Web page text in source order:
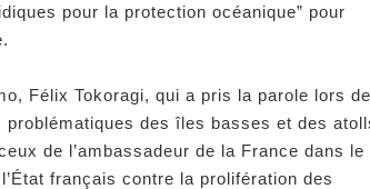
pour la protection océanique” pour
Félix Tokoragi, qui a pris la parole lors de
des îles basses et des
de l’ambassadeur de la France dans le
français contre la prolifération des